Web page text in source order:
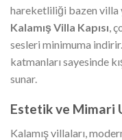
hareketliliği bazen villa
Kalamış Villa Kapısı ,
sesleri minimuma
katmanları sayesinde
sunar.
Estetik ve Mimari
Kalamış villaları,